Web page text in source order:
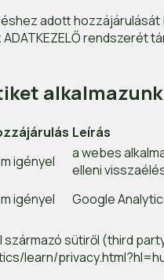
adott
ADATKEZELŐ
alkalmazunk
Leírás
igényel
a webes
elleni
igényel Google
származó sütiről (third
learn/